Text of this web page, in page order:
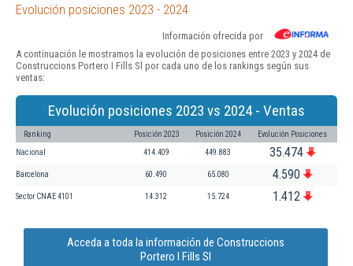
Evolución posiciones 2023 - 2024
Información ofrecida por
A continuación le mostramos la evolución de posiciones entre 2023 y 2024 de
Construccions Portero I Fills Sl por cada uno de los rankings según sus
ventas:
Evolución posiciones 2023 vs 2024 - Ventas
Ranking Posición 2023 Posición 2024 Evolución Posiciones
Nacional 414.409 449.883 35.474
Barcelona 60.490 65.080 4.590
Sector CNAE 4101 14.312 15.724 1.412
Acceda a toda la información de Construccions
Portero I Fills Sl